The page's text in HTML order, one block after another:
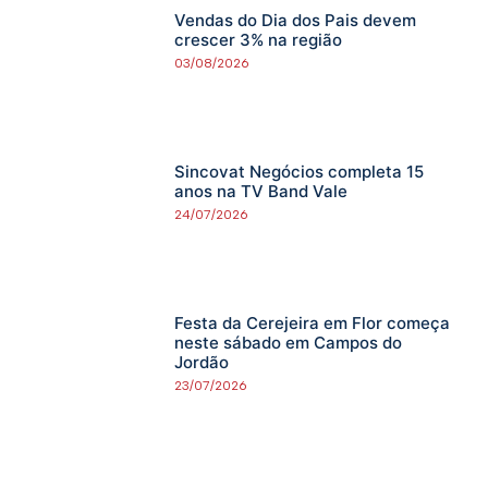
Vendas do Dia dos Pais devem
crescer 3% na região
03/08/2026
Sincovat Negócios completa 15
anos na TV Band Vale
24/07/2026
Festa da Cerejeira em Flor começa
neste sábado em Campos do
Jordão
23/07/2026